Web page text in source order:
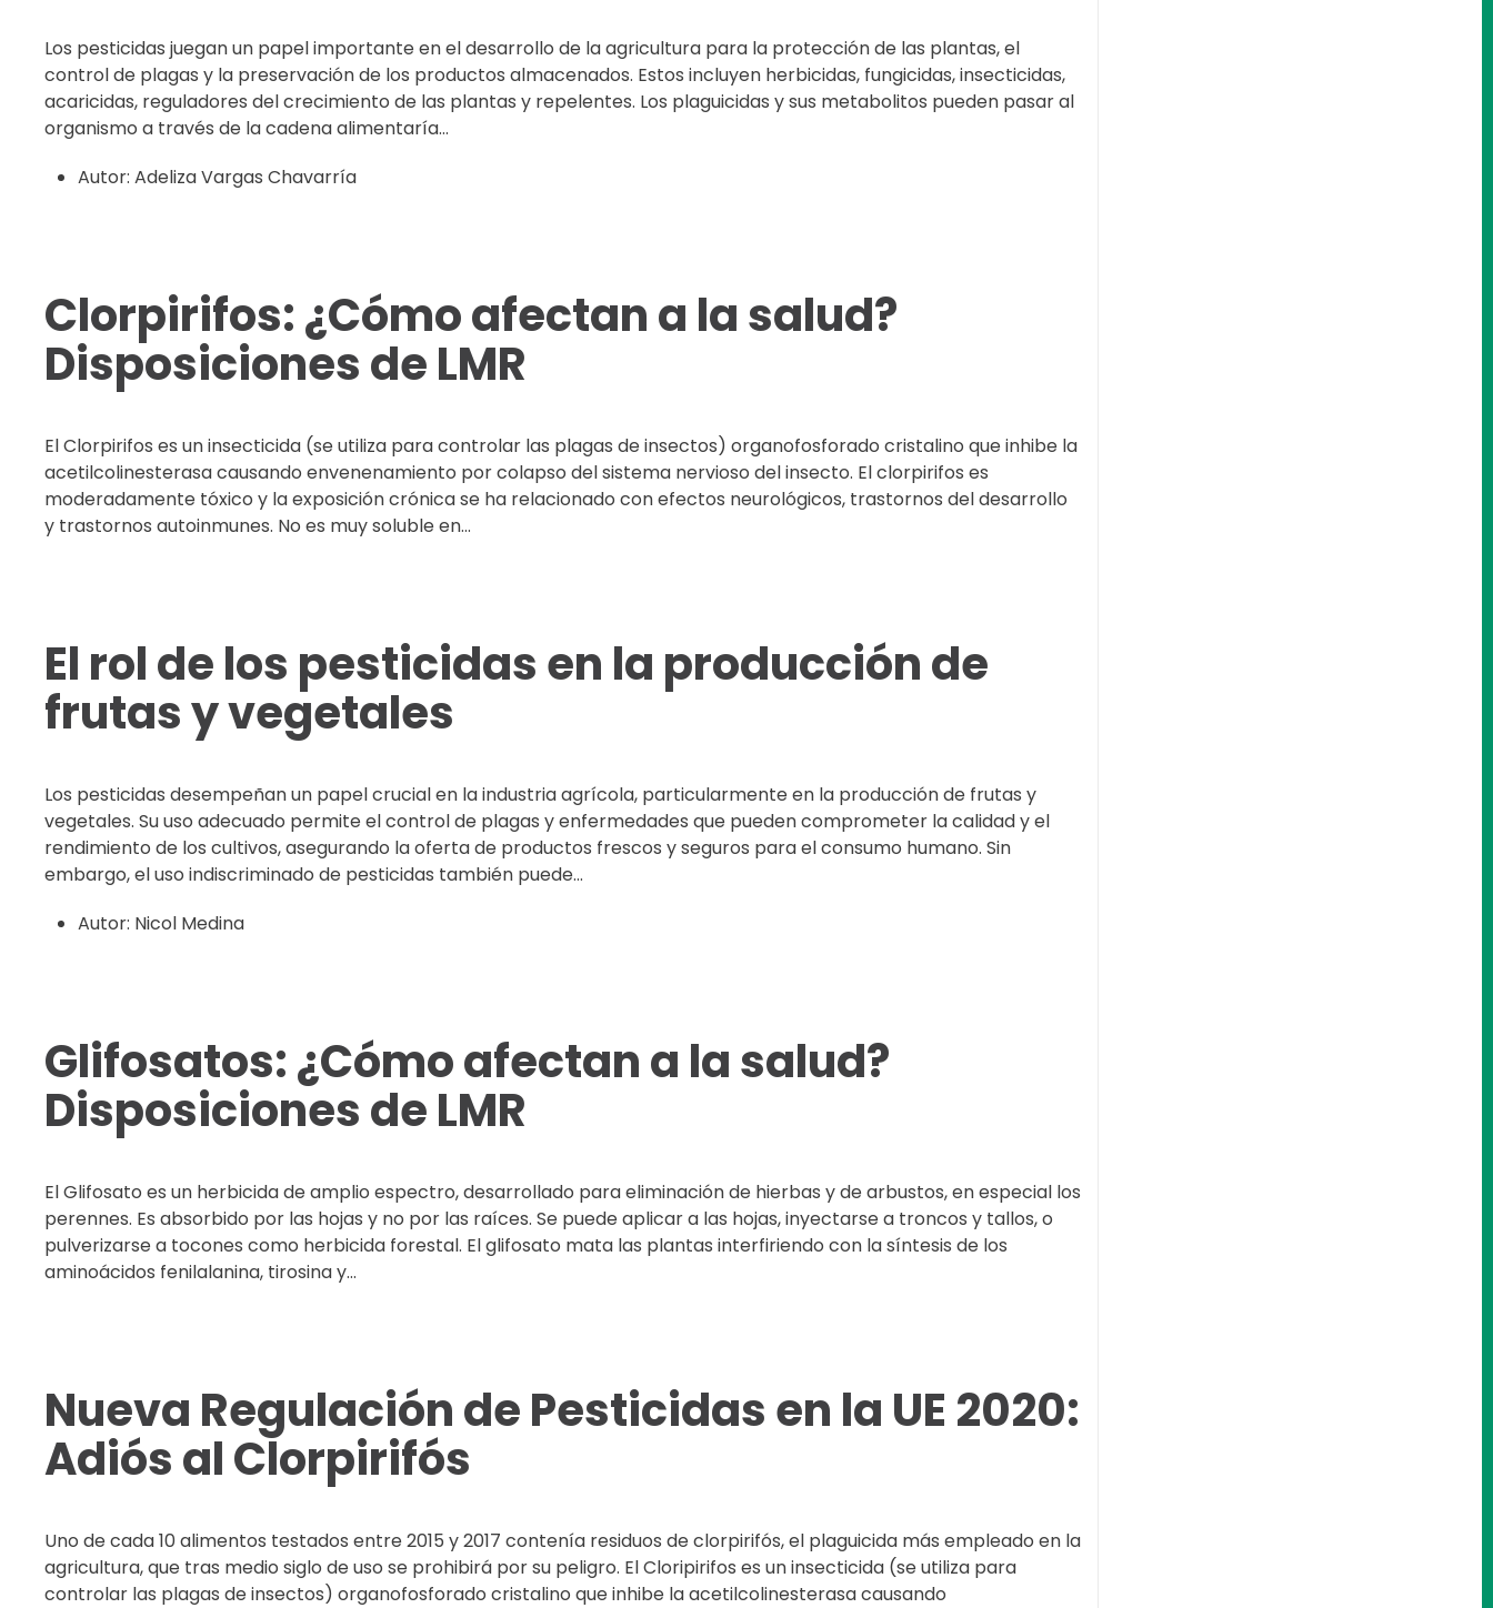
Los pesticidas juegan un papel importante en el desarrollo de la agricultura para la protección de las plantas, el
control de plagas y la preservación de los productos almacenados. Estos incluyen herbicidas, fungicidas, insecticidas,
acaricidas, reguladores del crecimiento de las plantas y repelentes. Los plaguicidas y sus metabolitos pueden pasar al
organismo a través de la cadena alimentaría...
Autor: Adeliza Vargas Chavarría
Clorpirifos: ¿Cómo afectan a la salud?
Disposiciones de LMR
El Clorpirifos es un insecticida (se utiliza para controlar las plagas de insectos) organofosforado cristalino que inhibe la
acetilcolinesterasa causando envenenamiento por colapso del sistema nervioso del insecto. El clorpirifos es
moderadamente tóxico y la exposición crónica se ha relacionado con efectos neurológicos, trastornos del desarrollo
y trastornos autoinmunes. No es muy soluble en...
El rol de los pesticidas en la producción de
frutas y vegetales
Los pesticidas desempeñan un papel crucial en la industria agrícola, particularmente en la producción de frutas y
vegetales. Su uso adecuado permite el control de plagas y enfermedades que pueden comprometer la calidad y el
rendimiento de los cultivos, asegurando la oferta de productos frescos y seguros para el consumo humano. Sin
embargo, el uso indiscriminado de pesticidas también puede...
Autor: Nicol Medina
Glifosatos: ¿Cómo afectan a la salud?
Disposiciones de LMR
El Glifosato es un herbicida de amplio espectro, desarrollado para eliminación de hierbas y de arbustos, en especial los
perennes. Es absorbido por las hojas y no por las raíces. Se puede aplicar a las hojas, inyectarse a troncos y tallos, o
pulverizarse a tocones como herbicida forestal. El glifosato mata las plantas interfiriendo con la síntesis de los
aminoácidos fenilalanina, tirosina y...
Nueva Regulación de Pesticidas en la UE 2020:
Adiós al Clorpirifós
Uno de cada 10 alimentos testados entre 2015 y 2017 contenía residuos de clorpirifós, el plaguicida más empleado en la
agricultura, que tras medio siglo de uso se prohibirá por su peligro. El Cloripirifos es un insecticida (se utiliza para
controlar las plagas de insectos) organofosforado cristalino que inhibe la acetilcolinesterasa causando